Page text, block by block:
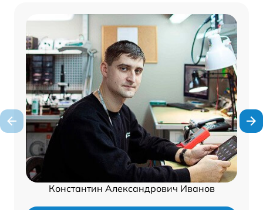
Константин Александрович Иванов